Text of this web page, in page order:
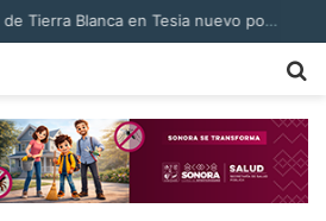
Tienen navojoenses de Tierra Blanca en Tesia nuevo pozo para suministro de agua